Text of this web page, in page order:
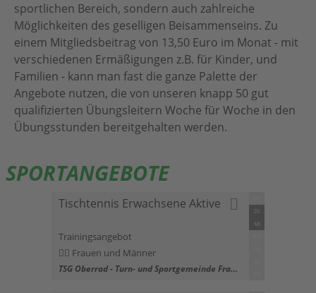
sportlichen Bereich, sondern auch zahlreiche
Möglichkeiten des geselligen Beisammenseins. Zu
einem Mitgliedsbeitrag von 13,50 Euro im Monat - mit
verschiedenen Ermäßigungen z.B. für Kinder, und
Familien - kann man fast die ganze Palette der
Angebote nutzen, die von unseren knapp 50 gut
qualifizierten Übungsleitern Woche für Woche in den
Übungsstunden bereitgehalten werden.
SPORTANGEBOTE
Tischtennis Erwachsene Aktive
Trainingsangebot
Frauen und Männer
TSG Oberrad - Turn- und Sportgemeinde Frankfurt-Oberrad e.V. 1872
DI
MI